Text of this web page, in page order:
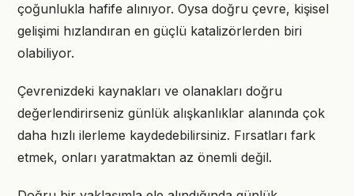
çoğunlukla hafife alınıyor. Oysa doğru çevre, kişisel
gelişimi hızlandıran en güçlü katalizörlerden biri
olabiliyor.
Çevrenizdeki kaynakları ve olanakları doğru
değerlendirirseniz günlük alışkanlıklar alanında çok
daha hızlı ilerleme kaydedebilirsiniz. Fırsatları fark
etmek, onları yaratmaktan az önemli değil.